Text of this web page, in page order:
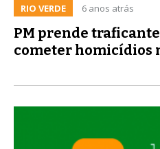
RIO VERDE 6 anos atrás
PM prende
cometer homicídios